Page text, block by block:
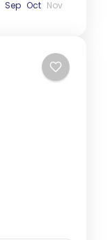
Sep Oct Nov